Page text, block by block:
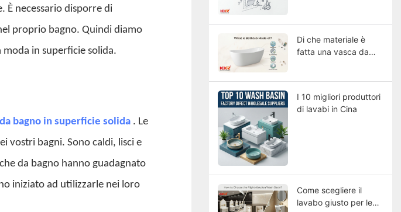
È necessario disporre di
proprio bagno. Quindi diamo
in superficie solida.
bagno in superficie solida . Le
vostri bagni. Sono caldi, lisci e
da bagno hanno guadagnato
iniziato ad utilizzarle nei loro
appaltatori?
Di che materiale è
fatta una vasca da
I 10 migliori produttori
di lavabi in Cina
Come scegliere il
lavabo giusto per le